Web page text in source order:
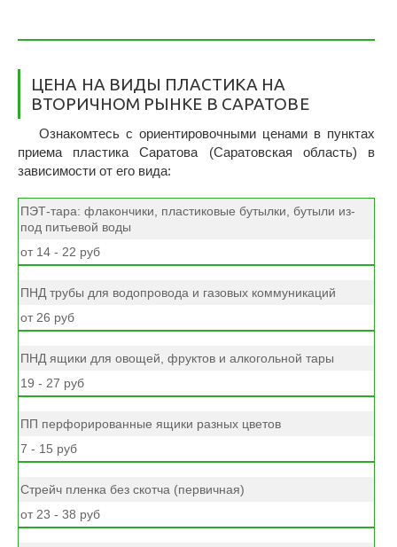
ЦЕНА НА ВИДЫ ПЛАСТИКА НА
ВТОРИЧНОМ РЫНКЕ В САРАТОВЕ
Ознакомтесь с ориентировочными ценами в пунктах
приема пластика Саратова (Саратовская область) в
зависимости от его вида:
ПЭТ-тара: флакончики, пластиковые бутылки, бутыли из-
под питьевой воды
от 14 - 22 руб
ПНД трубы для водопровода и газовых коммуникаций
от 26 руб
ПНД ящики для овощей, фруктов и алкогольной тары
19 - 27 руб
ПП перфорированные ящики разных цветов
7 - 15 руб
Стрейч пленка без скотча (первичная)
от 23 - 38 руб